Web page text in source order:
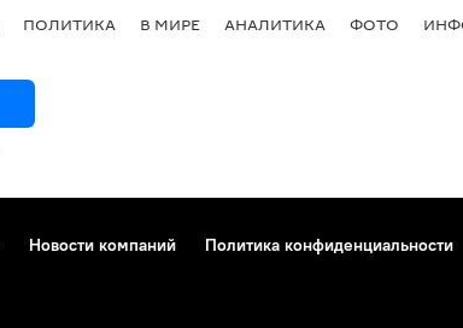
ПОЛИТИКА В МИРЕ АНАЛИТИКА ФОТО
Новости компаний Политика конфиденциальности